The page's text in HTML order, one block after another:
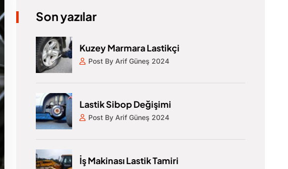
Son yazılar
Kuzey Marmara Lastikçi
Post By Arif Güneş 2024
Lastik Sibop Değişimi
Post By Arif Güneş 2024
İş Makinası Lastik Tamiri